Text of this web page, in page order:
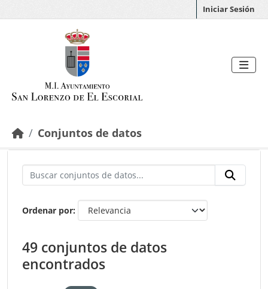
Iniciar Sesión
Conjuntos de datos
Ordenar por
49 conjuntos de datos
encontrados